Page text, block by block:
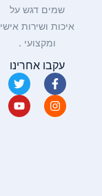
שמים דגש על
איכות ושירות אישי
ומקצועי .
עקבו אחרינו